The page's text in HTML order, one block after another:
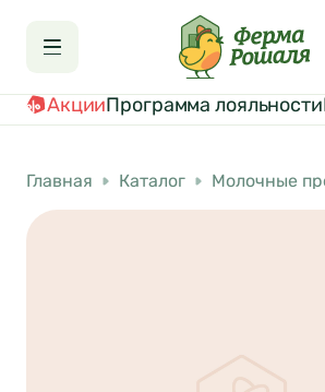
АкцииПрограмма лояльности
Главная Каталог Молочные